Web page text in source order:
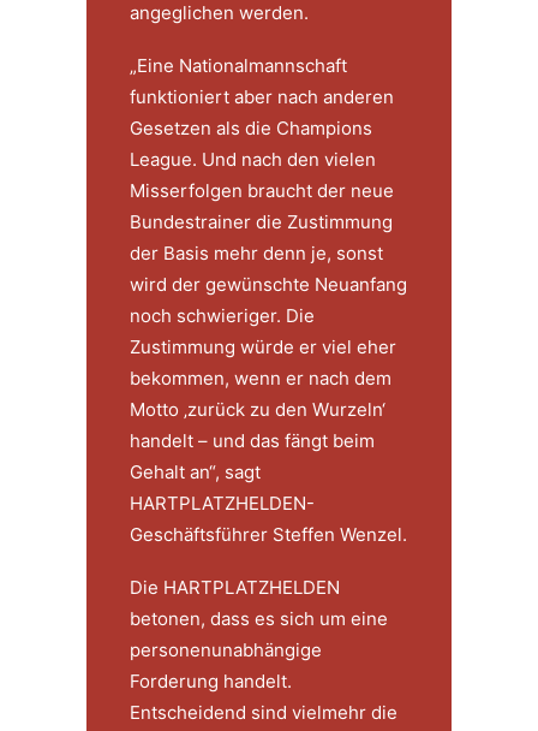
angeglichen werden.
„Eine Nationalmannschaft
funktioniert aber nach anderen
Gesetzen als die Champions
League. Und nach den vielen
Misserfolgen braucht der neue
Bundestrainer die Zustimmung
der Basis mehr denn je, sonst
wird der gewünschte Neuanfang
noch schwieriger. Die
Zustimmung würde er viel eher
bekommen, wenn er nach dem
Motto ‚zurück zu den Wurzeln‘
handelt – und das fängt beim
Gehalt an“, sagt
HARTPLATZHELDEN-
Geschäftsführer Steffen Wenzel.
Die HARTPLATZHELDEN
betonen, dass es sich um eine
personenunabhängige
Forderung handelt.
Entscheidend sind vielmehr die